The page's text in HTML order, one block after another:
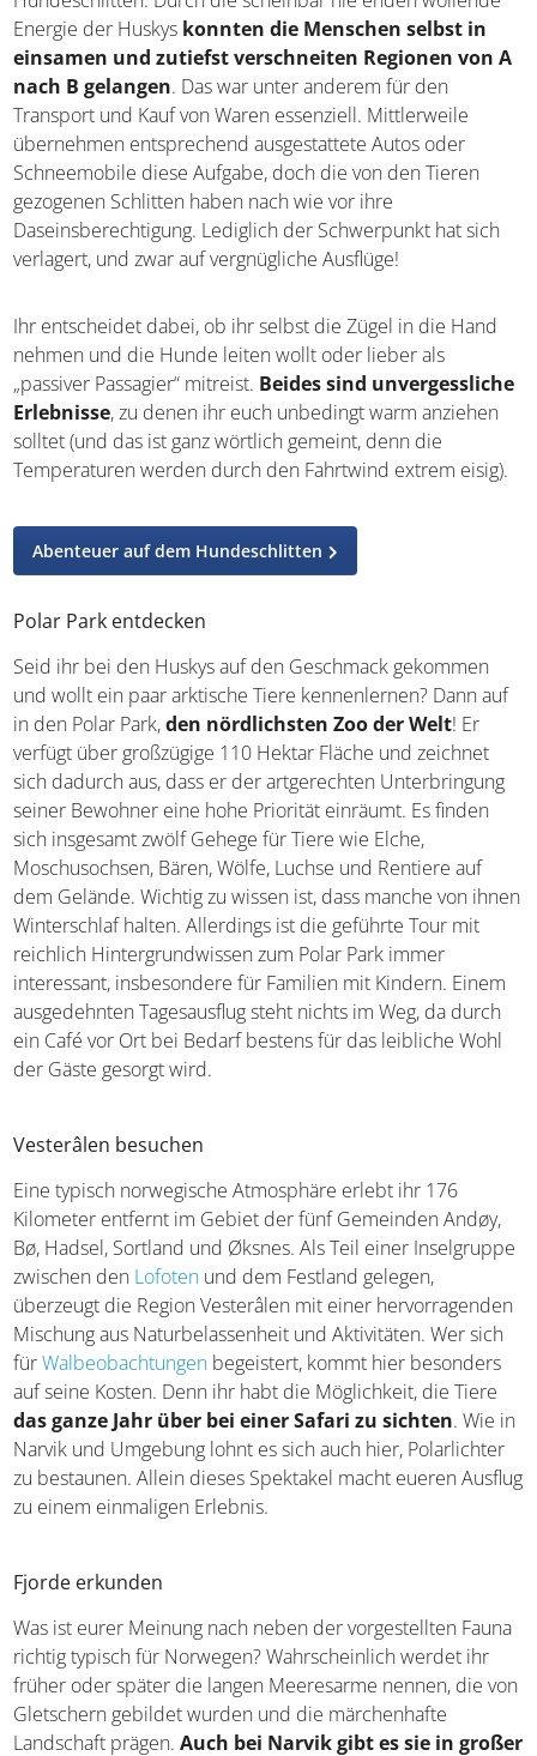
Während in Großstädten zu früheren Zeiten die
Pferdekutschen die hauptsächliche Beförderung
übernahmen, war es in den nordischen Gegenden der
Hundeschlitten. Durch die scheinbar nie enden wollende
Energie der Huskyskonnten die Menschen selbst in
einsamen und zutiefst verschneiten Regionen von
A nach B gelangen. Das war unter anderem für den
Transport und Kauf von Waren essenziell. Mittlerweile
übernehmen entsprechend ausgestattete Autos oder
Schneemobile diese Aufgabe, doch die von den Tieren
Daseinsberechtigung. Lediglich der Schwerpunkt hat sich
verlagert, und zwar auf vergnügliche Ausflüge!
Ihr entscheidet dabei, ob ihr selbst die Zügel in die Hand
nehmen und die Hunde leiten wollt oder lieber als
„passiver Passagier“ mitreist.Beides sind
unbedingt warm anziehen solltet (und das ist ganz
wörtlich gemeint, denn die Temperaturen werden durch
Abenteuer auf dem Hundeschlitten
Polar Park entdecken
Seid ihr bei den Huskys auf den Geschmack gekommen
und wollt ein paar arktische Tiere kennenlernen? Dann
auf in den Polar Park,den nördlichsten Zoo der Welt
Er verfügt über großzügige 110 Hektar Fläche und
zeichnet sich dadurch aus, dass er der artgerechten
Unterbringung seiner Bewohner eine hohe Priorität
einräumt. Es finden sich insgesamt zwölf Gehege für Tiere
wie Elche, Moschusochsen, Bären, Wölfe, Luchse und
Rentiere auf dem Gelände. Wichtig zu wissen ist, dass
manche von ihnen Winterschlaf halten. Allerdings ist die
geführte Tour mit reichlich Hintergrundwissen zum Polar
Kindern. Einem ausgedehnten Tagesausflug steht nichts
das leibliche Wohl der Gäste gesorgt wird.
Vesterâlen besuchen
Eine typisch norwegische Atmosphäre erlebt ihr 176
Kilometer entfernt im Gebiet der fünf Gemeinden Andøy,
Bø, Hadsel, Sortland und Øksnes. Als Teil einer
Inselgruppe zwischen denLofotenund dem Festland
gelegen, überzeugt die Region Vesterâlen mit einer
hervorragenden Mischung aus Naturbelassenheit und
Aktivitäten. Wer sich fürWalbeobachtungenbegeistert,
kommt hier besonders auf seine Kosten. Denn ihr habt
einer Safari zu sichten
dieses Spektakel macht eueren Ausflug zu einem
einmaligen Erlebnis.
Fjorde erkunden